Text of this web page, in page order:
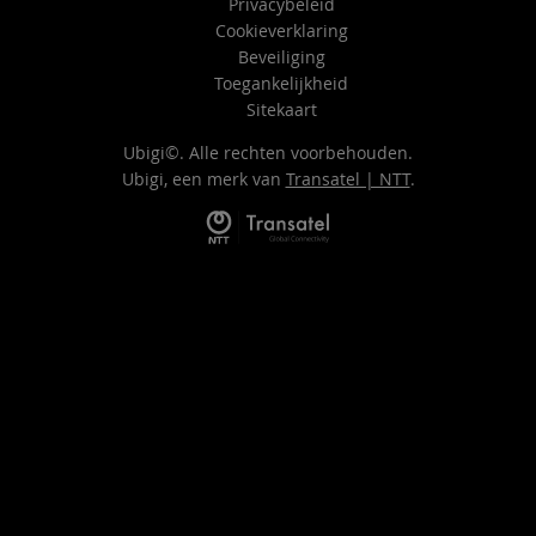
Cookieverklaring
Beveiliging
Toegankelijkheid
Sitekaart
Ubigi©. Alle rechten voorbehouden.
Ubigi, een merk van Transatel | NTT.